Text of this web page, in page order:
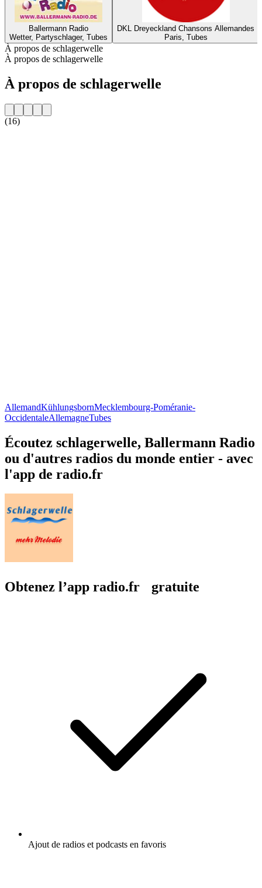
Ballermann Radio
Wetter, Partyschlager, Tubes
DKL Dreyeckland Chansons Allemandes
Paris, Tubes
À propos de schlagerwelle
À propos de schlagerwelle
À propos de schlagerwelle
(16)
AllemandKühlungsbornMecklembourg-Poméranie-
OccidentaleAllemagneTubes
Écoutez schlagerwelle, Ballermann Radio
ou d'autres radios du monde entier - avec
l'app de radio.fr
Obtenez l’app radio.fr gratuite
Ajout de radios et podcasts en favoris